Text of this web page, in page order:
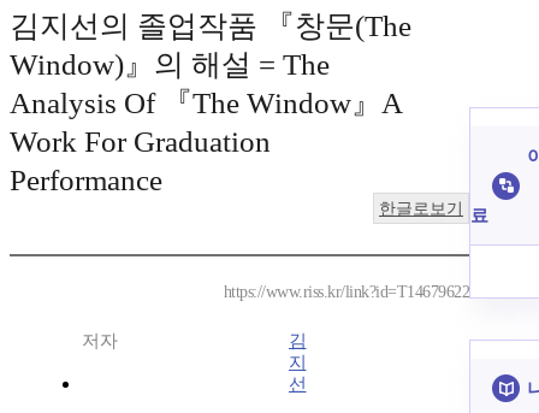
김지선의 졸업작품 『창문(The
Window)』의 해설 = The
Analysis Of 『The Window』A
Work For Graduation
Performance
한글로보기
https://www.riss.kr/link?id=T14679622
저자
김
지
선
료